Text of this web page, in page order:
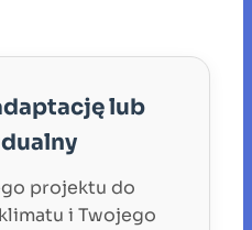
lub
projektu do
i Twojego